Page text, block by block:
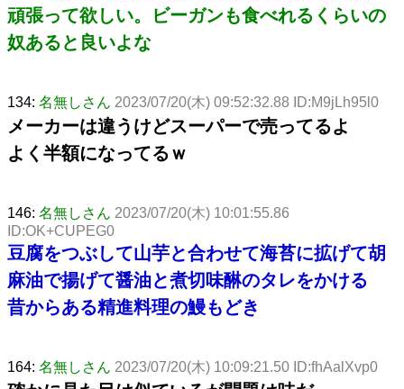
頑張って欲しい。ビーガンも食べれるくらいの
奴あると良いよな
134: 名無しさん 2023/07/20(木) 09:52:32.88 ID:M9jLh95l0
メーカーは違うけどスーパーで売ってるよ
よく半額になってるｗ
146: 名無しさん 2023/07/20(木) 10:01:55.86
ID:OK+CUPEG0
豆腐をつぶして山芋と合わせて海苔に拡げて胡
麻油で揚げて醤油と煮切味醂のタレをかける
昔からある精進料理の鰻もどき
164: 名無しさん 2023/07/20(木) 10:09:21.50 ID:fhAalXvp0